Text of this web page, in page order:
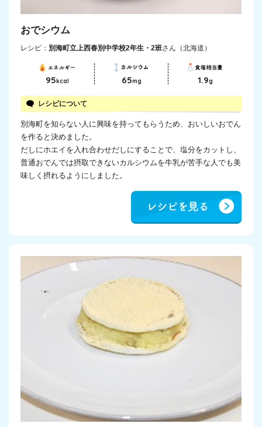
おでシウム
レシピ： 別海町立上西春別中学校2年生・2班さん（北海道）
95kcal 65mg 1.9g
レシピについて
別海町を知らない人に興味を持ってもらうため、おいしいおでん
を作ると決めました。
だしにホエイを入れ合わせだしにすることで、塩分をカットし、
普通おでんでは摂取できないカルシウムを牛乳が苦手な人でも美
味しく摂れるようにしました。